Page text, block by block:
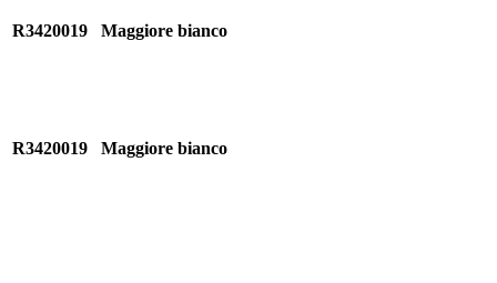
R3420019 Maggiore bianco
R3420019 Maggiore bianco